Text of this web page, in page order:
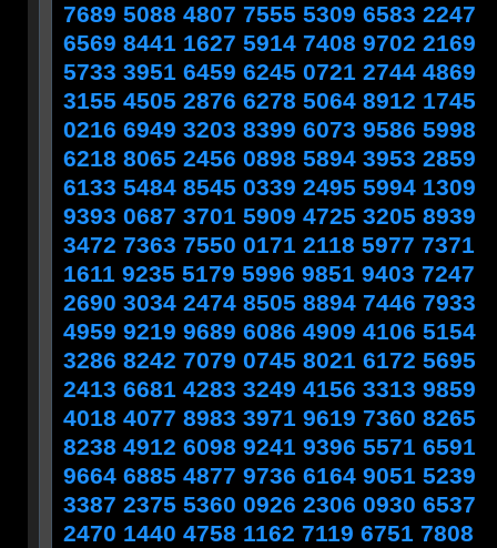
7689 5088 4807 7555 5309 6583 2247
6569 8441 1627 5914 7408 9702 2169
5733 3951 6459 6245 0721 2744 4869
3155 4505 2876 6278 5064 8912 1745
0216 6949 3203 8399 6073 9586 5998
6218 8065 2456 0898 5894 3953 2859
6133 5484 8545 0339 2495 5994 1309
9393 0687 3701 5909 4725 3205 8939
3472 7363 7550 0171 2118 5977 7371
1611 9235 5179 5996 9851 9403 7247
2690 3034 2474 8505 8894 7446 7933
4959 9219 9689 6086 4909 4106 5154
3286 8242 7079 0745 8021 6172 5695
2413 6681 4283 3249 4156 3313 9859
4018 4077 8983 3971 9619 7360 8265
8238 4912 6098 9241 9396 5571 6591
9664 6885 4877 9736 6164 9051 5239
3387 2375 5360 0926 2306 0930 6537
2470 1440 4758 1162 7119 6751 7808